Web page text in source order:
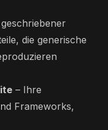
die generische
– Ihre
Frameworks,